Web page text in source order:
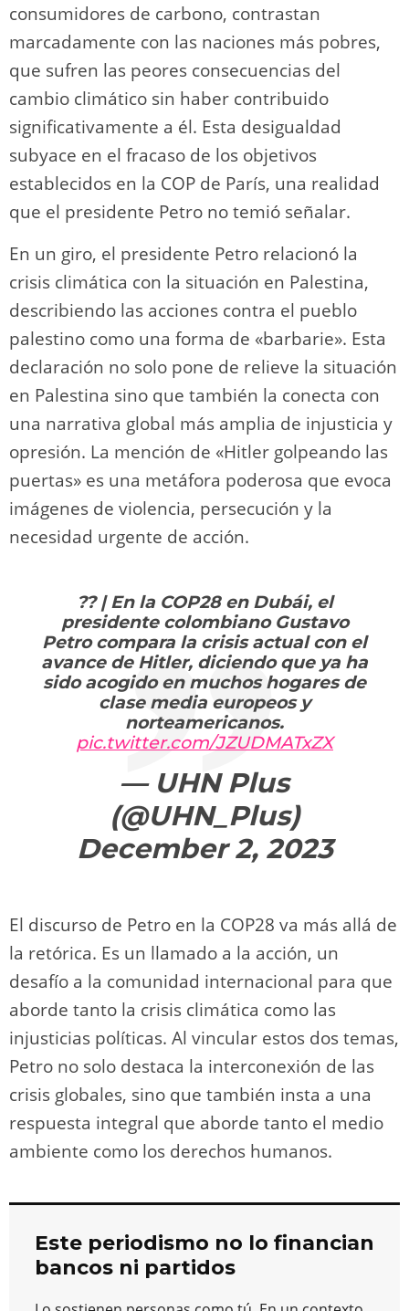
consumidores de carbono, contrastan
marcadamente con las naciones más pobres,
que sufren las peores consecuencias del
cambio climático sin haber contribuido
significativamente a él. Esta desigualdad
subyace en el fracaso de los objetivos
establecidos en la COP de París, una realidad
que el presidente Petro no temió señalar.
En un giro, el presidente Petro relacionó la
crisis climática con la situación en Palestina,
describiendo las acciones contra el pueblo
palestino como una forma de «barbarie». Esta
declaración no solo pone de relieve la situación
en Palestina sino que también la conecta con
una narrativa global más amplia de injusticia y
opresión. La mención de «Hitler golpeando las
puertas» es una metáfora poderosa que evoca
imágenes de violencia, persecución y la
necesidad urgente de acción.
?? | En la COP28 en Dubái, el
presidente colombiano Gustavo
Petro compara la crisis actual con el
avance de Hitler, diciendo que ya ha
sido acogido en muchos hogares de
clase media europeos y
norteamericanos.
pic.twitter.com/JZUDMATxZX
— UHN Plus
(@UHN_Plus)
December 2, 2023
El discurso de Petro en la COP28 va más allá de
la retórica. Es un llamado a la acción, un
desafío a la comunidad internacional para que
aborde tanto la crisis climática como las
injusticias políticas. Al vincular estos dos temas,
Petro no solo destaca la interconexión de las
crisis globales, sino que también insta a una
respuesta integral que aborde tanto el medio
ambiente como los derechos humanos.
Este periodismo no lo financian
bancos ni partidos